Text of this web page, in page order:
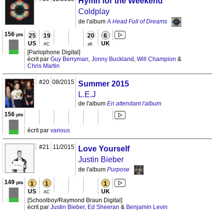
Coldplay
de l'albumA Head Full of Dreams
156pts 25
US
19
AC
20
alt.
6
UK
[Parlophone Digital]
écrit par Guy Berryman, Jonny Buckland , Will Champion &
Chris Martin
#20 08/2015 Summer 2015
L.E.J
de l'album En attendant l'album
156pts
écrit par various
#21 11/2015
Love Yourself
Justin Bieber
de l'album Purpose
149pts 1
US
1
AC
1
UK
[Schoolboy/Raymond Braun Digital]
écrit par Justin Bieber, Ed Sheeran & Benjamin Levin